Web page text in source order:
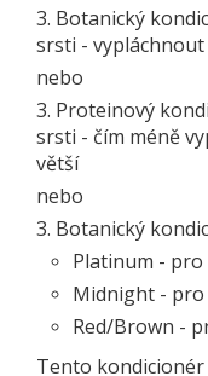
3. Botanický
srsti -
nebo
3. Proteinový
srsti - čím méně
větší
nebo
3. Botanický
Platinum - pro
Midnight -
Red/Brown -
Tento